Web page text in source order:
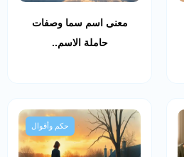
معنى اسم سما وصفات
حاملة الاسم..
حكم وأقوال